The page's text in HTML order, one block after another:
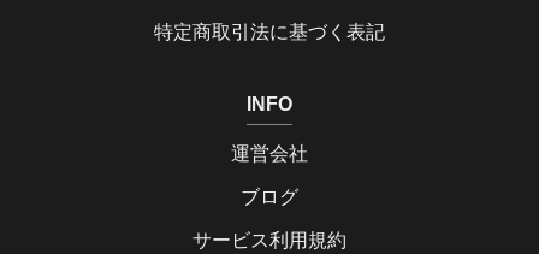
特定商取引法に基づく表記
INFO
運営会社
ブログ
サービス利用規約